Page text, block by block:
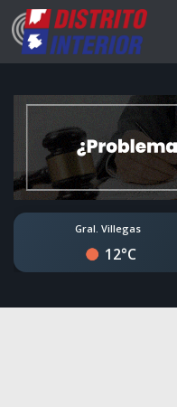
Gral. Villegas
12°C